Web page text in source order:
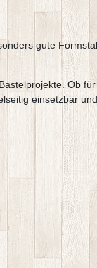
gute
Ob für
einsetzbar